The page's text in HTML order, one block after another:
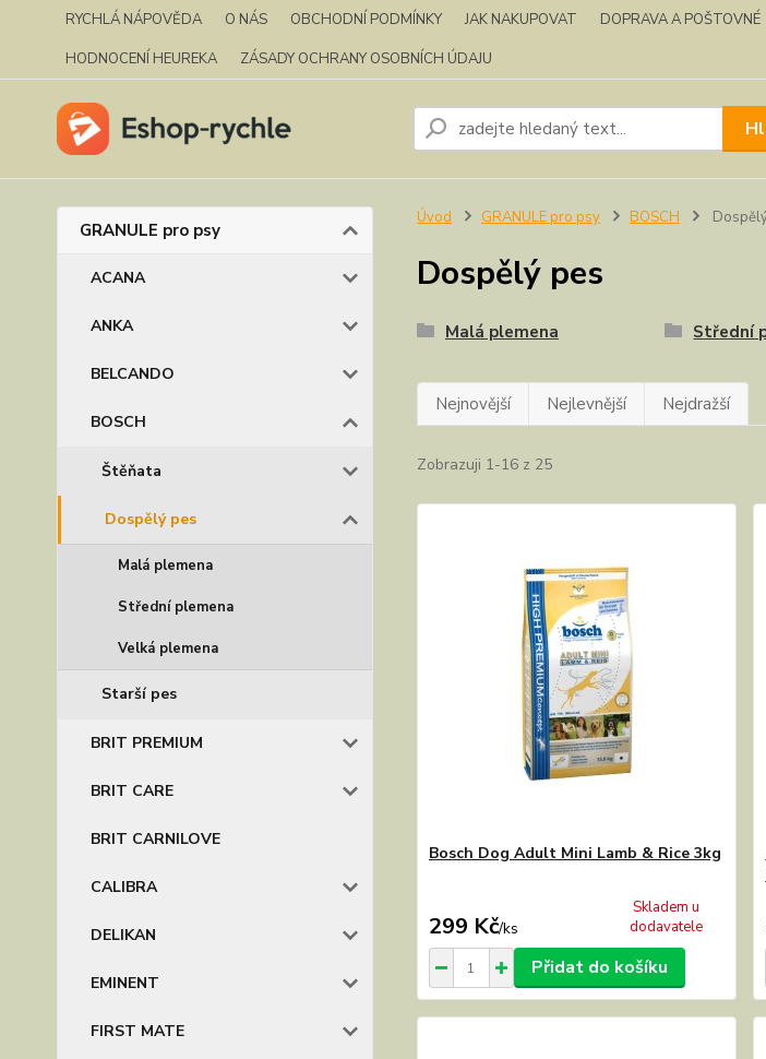
RYCHLÁ NÁPOVĚDA O NÁS OBCHODNÍ PODMÍNKY JAK NAKUPOVAT DOPRAVA A POŠTOVNÉ
HODNOCENÍ HEUREKA
ZÁSADY OCHRANY OSOBNÍCH ÚDAJU
GRANULE pro psy
ACANA
ANKA
BELCANDO
BOSCH
Štěňata
Dospělý pes
Malá plemena
Střední plemena
Velká plemena
Starší pes
BRIT PREMIUM
BRIT CARE
BRIT CARNILOVE
CALIBRA
DELIKAN
EMINENT
FIRST MATE
Úvod GRANULE pro psy BOSCH
Dospělý pes
Malá plemena Střední
Nejnovější Nejlevnější Nejdražší
Zobrazuji 1-16 z 25
Bosch Dog Adult Mini Lamb & Rice 3kg
299 Kč/ks
Skladem u
dodavatele
Přidat do košíku